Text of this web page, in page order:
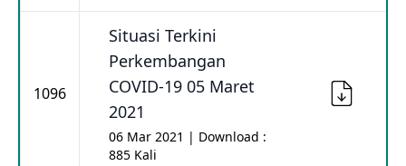
1096
Situasi Terkini
Perkembangan
COVID-19 05 Maret
2021
06 Mar 2021 | Download :
885 Kali